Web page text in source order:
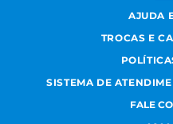
AJUDA
TROCAS E
SISTEMA DE
FALE